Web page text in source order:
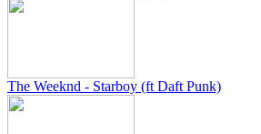
The Weeknd - Starboy (ft Daft Punk)